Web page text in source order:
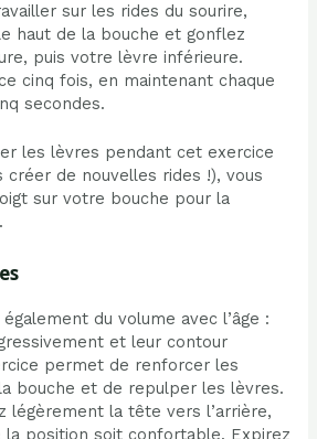
sur les rides du sourire,
haut de la bouche et gonflez
puis votre lèvre inférieure.
cinq fois, en maintenant chaque
secondes.
les lèvres pendant cet exercice
créer de nouvelles rides !), vous
sur votre bouche pour la
du volume avec l’âge :
et leur contour
permet de renforcer les
bouche et de repulper les lèvres.
légèrement la tête vers l’arrière,
la position soit confortable. Expirez